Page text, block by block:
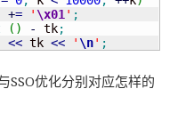
+= ' \x01 ' ;
( ) - tk;
<< tk << ' \n' ;
优化分别对应怎样的